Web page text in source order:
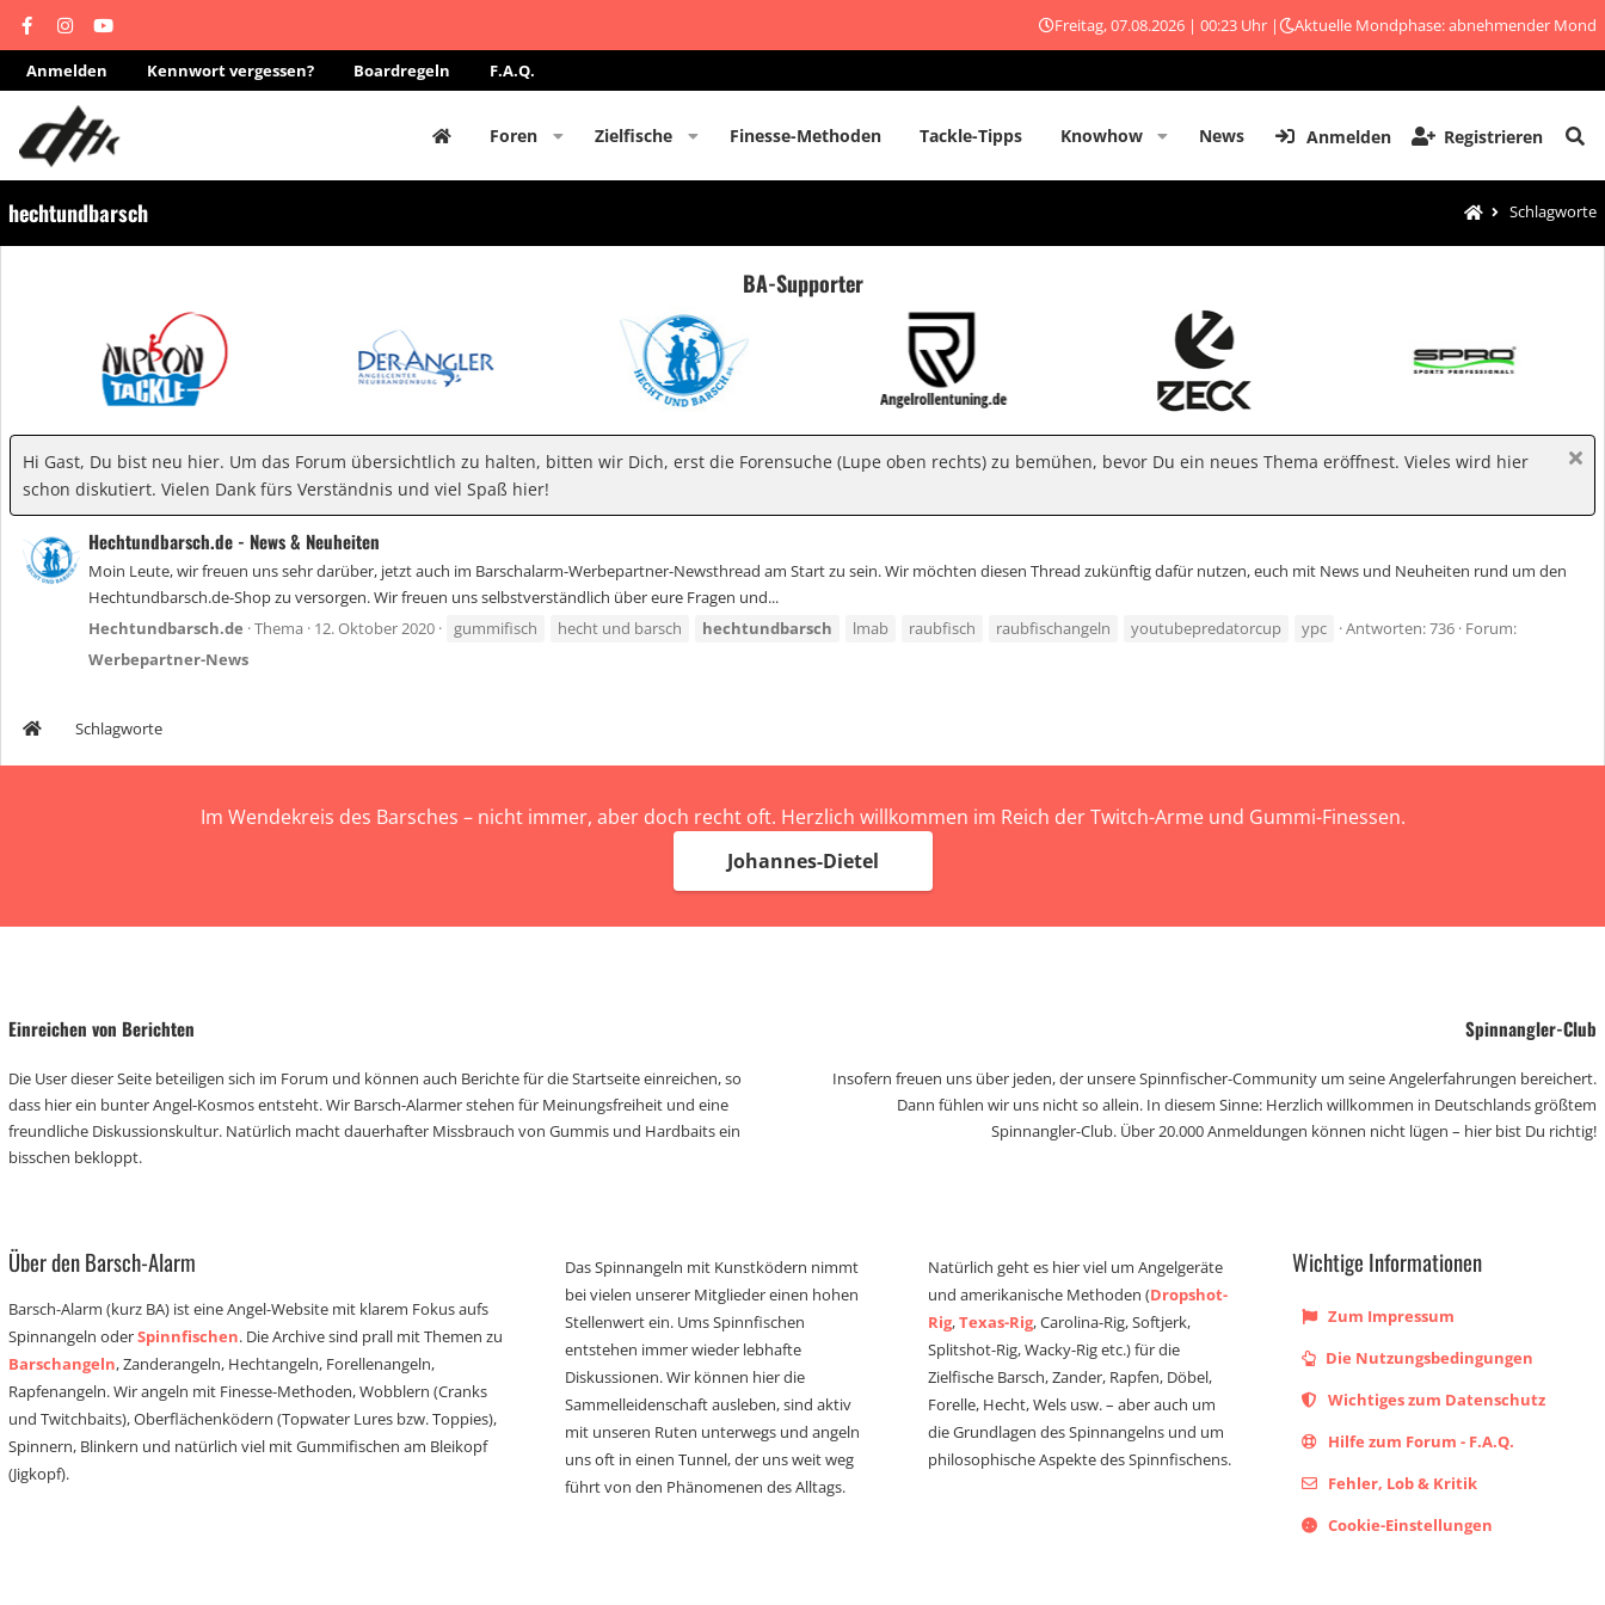
Freitag, 07.08.2026 | 00:23 Uhr | Aktuelle Mondphase: abnehmender Mond
Anmelden Kennwort vergessen? Boardregeln F.A.Q.
Foren Zielfische Finesse-Methoden Tackle-Tipps Knowhow News Anmelden Registrieren
hechtundbarsch Schlagworte
BA-Supporter
Hi Gast, Du bist neu hier. Um das Forum übersichtlich zu halten, bitten wir Dich, erst die Forensuche (Lupe oben rechts) zu bemühen, bevor Du ein neues Thema eröffnest. Vieles wird hier
schon diskutiert. Vielen Dank fürs Verständnis und viel Spaß hier!
Hechtundbarsch.de - News & Neuheiten
Moin Leute, wir freuen uns sehr darüber, jetzt auch im Barschalarm-Werbepartner-Newsthread am Start zu sein. Wir möchten diesen Thread zukünftig dafür nutzen, euch mit News und Neuheiten rund um den
Hechtundbarsch.de-Shop zu versorgen. Wir freuen uns selbstverständlich über eure Fragen und...
Hechtundbarsch.de Thema 12. Oktober 2020 gummifisch hecht und barsch hechtundbarsch lmab raubfisch raubfischangeln youtubepredatorcup ypc Antworten: 736 Forum:
Werbepartner-News
Schlagworte
Im Wendekreis des Barsches – nicht immer, aber doch recht oft. Herzlich willkommen im Reich der Twitch-Arme und Gummi-Finessen.
Johannes-Dietel
Einreichen von Berichten
Die User dieser Seite beteiligen sich im Forum und können auch Berichte für die Startseite einreichen, so
dass hier ein bunter Angel-Kosmos entsteht. Wir Barsch-Alarmer stehen für Meinungsfreiheit und eine
freundliche Diskussionskultur. Natürlich macht dauerhafter Missbrauch von Gummis und Hardbaits ein
bisschen bekloppt.
Spinnangler-Club
Insofern freuen uns über jeden, der unsere Spinnfischer-Community um seine Angelerfahrungen bereichert.
Dann fühlen wir uns nicht so allein. In diesem Sinne: Herzlich willkommen in Deutschlands größtem
Spinnangler-Club. Über 20.000 Anmeldungen können nicht lügen – hier bist Du richtig!
Über den Barsch-Alarm
Barsch-Alarm (kurz BA) ist eine Angel-Website mit klarem Fokus aufs
Spinnangeln oderSpinnfischen. Die Archive sind prall mit Themen zu
Barschangeln, Zanderangeln, Hechtangeln, Forellenangeln,
Rapfenangeln. Wir angeln mit Finesse-Methoden, Wobblern (Cranks
und Twitchbaits), Oberflächenködern (Topwater Lures bzw. Toppies),
Spinnern, Blinkern und natürlich viel mit Gummifischen am Bleikopf
(Jigkopf).
Das Spinnangeln mit Kunstködern nimmt
bei vielen unserer Mitglieder einen hohen
Stellenwert ein. Ums Spinnfischen
entstehen immer wieder lebhafte
Diskussionen. Wir können hier die
Sammelleidenschaft ausleben, sind aktiv
mit unseren Ruten unterwegs und angeln
uns oft in einen Tunnel, der uns weit weg
führt von den Phänomenen des Alltags.
Natürlich geht es hier viel um Angelgeräte
und amerikanische Methoden (Dropshot-
Rig,Texas-Rig, Carolina-Rig, Softjerk,
Splitshot-Rig, Wacky-Rig etc.) für die
Zielfische Barsch, Zander, Rapfen, Döbel,
Forelle, Hecht, Wels usw. – aber auch um
die Grundlagen des Spinnangelns und um
philosophische Aspekte des Spinnfischens.
Wichtige Informationen
Zum Impressum
Die Nutzungsbedingungen
Wichtiges zum Datenschutz
Hilfe zum Forum - F.A.Q.
Fehler, Lob & Kritik
Cookie-Einstellungen